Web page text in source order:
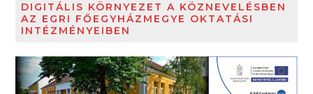
DIGITÁLIS KÖRNYEZET A KÖZNEVELÉSBEN
AZ EGRI FŐEGYHÁZMEGYE OKTATÁSI
INTÉZMÉNYEIBEN